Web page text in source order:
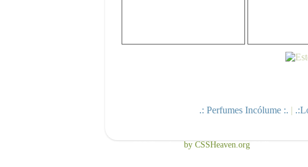
.: Perfumes Incólume :. |
by CSSHeaven.org